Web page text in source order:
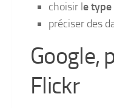
choisir le
préciser des
Google,
Flickr